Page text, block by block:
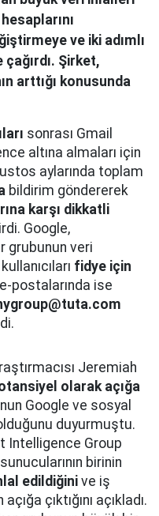
ve iki adımlı
Şirket,
arttığı konusunda
sonrası Gmail
altına almaları için
aylarında toplam
bildirim göndererek
karşı dikkatli
Google,
grubunun veri
fidye için
e-postalarında ise
Jeremiah
olarak açığa
Google ve sosyal
duyurmuştu.
Intelligence Group
birinin
edildiğini ve iş
çıktığını açıkladı.